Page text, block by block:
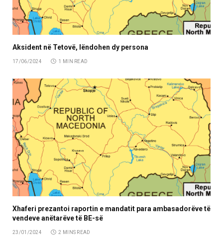
Aksident në Tetovë, lëndohen dy persona
17/06/2024 1 MIN READ
Xhaferi prezantoi raportin e mandatit para ambasadorëve të
vendeve anëtarëve të BE-së
23/01/2024 2 MINS READ